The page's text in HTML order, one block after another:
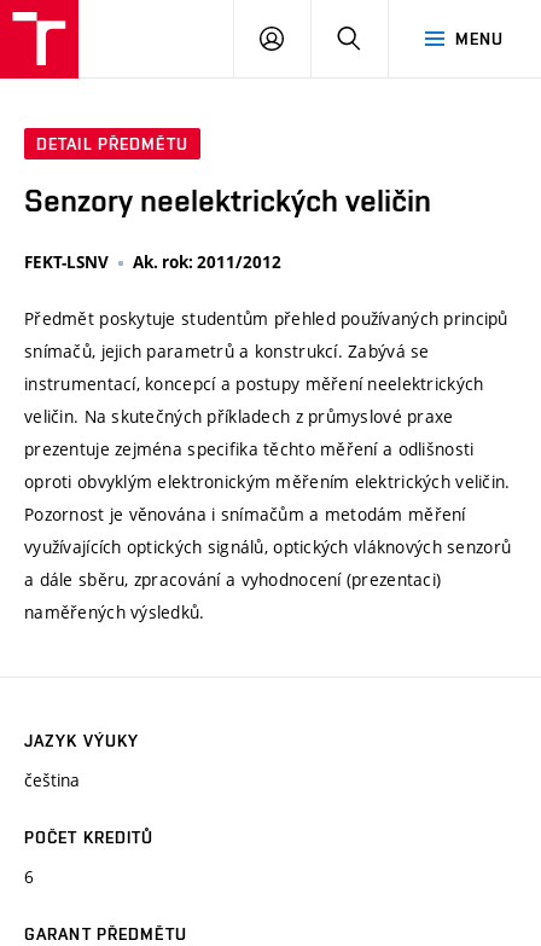
MENU
PŘIHLÁSIT
DETAIL PŘEDMĚTU
Senzory neelektrických veličin
FEKT-LSNV Ak. rok: 2011/2012
Předmět poskytuje studentům přehled používaných principů
snímačů, jejich parametrů a konstrukcí. Zabývá se
instrumentací, koncepcí a postupy měření neelektrických
veličin. Na skutečných příkladech z průmyslové praxe
prezentuje zejména specifika těchto měření a odlišnosti
oproti obvyklým elektronickým měřením elektrických veličin.
Pozornost je věnována i snímačům a metodám měření
využívajících optických signálů, optických vláknových senzorů
a dále sběru, zpracování a vyhodnocení (prezentaci)
naměřených výsledků.
JAZYK VÝUKY
čeština
POČET KREDITŮ
6
GARANT PŘEDMĚTU